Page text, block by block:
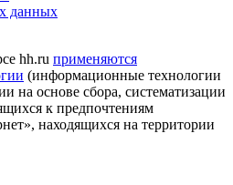
данных
hh.ru применяются
(информационные технологии
на основе сбора, систематизации
к предпочтениям
находящихся на территории